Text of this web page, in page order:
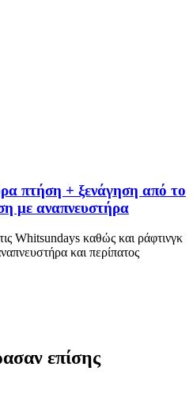
πτήση + ξενάγηση από το
με αναπνευστήρα
Whitsundays καθώς και ράφτινγκ
και περίπατος
επίσης